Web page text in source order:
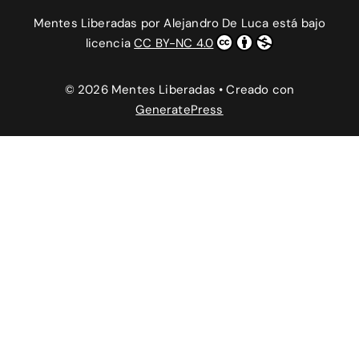
Mentes Liberadas porAlejandro De Luca está bajo
licenciaCC BY-NC 4.0
© 2026 Mentes Liberadas • Creado con
GeneratePress